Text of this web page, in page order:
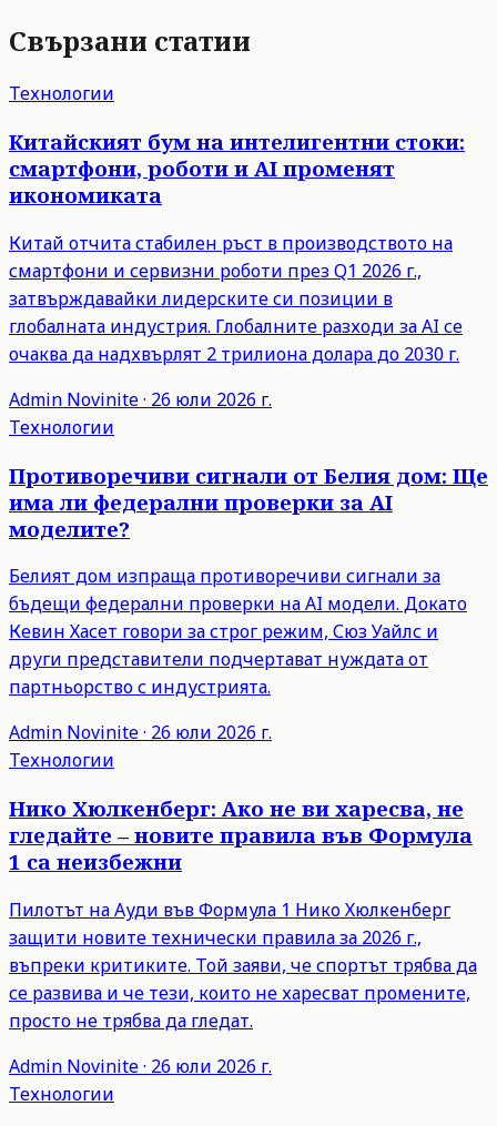
Свързани статии
Технологии
Китайският бум на интелигентни стоки:
смартфони, роботи и AI променят
икономиката
Китай отчита стабилен ръст в производството на
смартфони и сервизни роботи през Q1 2026 г.,
затвърждавайки лидерските си позиции в
глобалната индустрия. Глобалните разходи за AI се
очаква да надхвърлят 2 трилиона долара до 2030 г.
Admin Novinite· 26 юли 2026 г.
Технологии
Противоречиви сигнали от Белия дом: Ще
има ли федерални проверки за AI
моделите?
Белият дом изпраща противоречиви сигнали за
бъдещи федерални проверки на AI модели. Докато
Кевин Хасет говори за строг режим, Сюз Уайлс и
други представители подчертават нуждата от
партньорство с индустрията.
Admin Novinite· 26 юли 2026 г.
Технологии
Нико Хюлкенберг: Ако не ви харесва, не
гледайте – новите правила във Формула
1 са неизбежни
Пилотът на Ауди във Формула 1 Нико Хюлкенберг
защити новите технически правила за 2026 г.,
въпреки критиките. Той заяви, че спортът трябва да
се развива и че тези, които не харесват промените,
просто не трябва да гледат.
Admin Novinite· 26 юли 2026 г.
Технологии